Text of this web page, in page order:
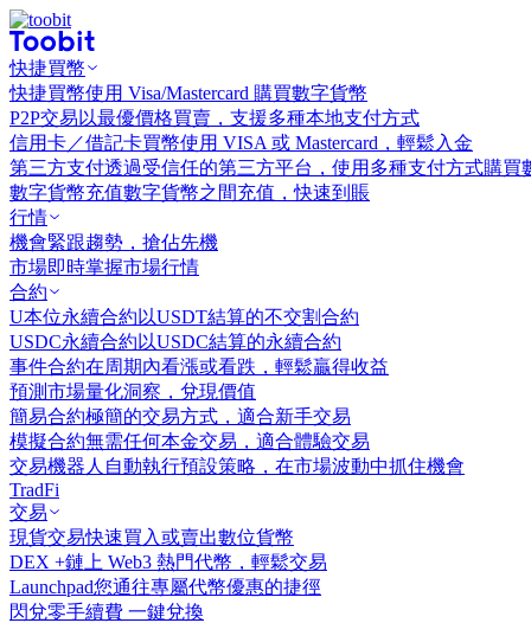
快捷買幣
快捷買幣使用 Visa/Mastercard 購買數字貨幣
P2P交易 以最優價格買賣，支援多種本地支付方式
信用卡／借記卡買幣使用 VISA 或 Mastercard，輕鬆入金
第三方支付透過受信任的第三方平台，使用多種支付方式購買
數字貨幣充值數字貨幣之間充值，快速到賬
行情
機會緊跟趨勢，搶佔先機
市場即時掌握市場行情
合約
U本位永續合約 以USDT結算的不交割合約
USDC永續合約 以USDC結算的永續合約
事件合約在周期內看漲或看跌，輕鬆贏得收益
預測市場量化洞察，兌現價值
簡易合約極簡的交易方式，適合新手交易
模擬合約無需任何本金交易，適合體驗交易
交易機器人 自動執行預設策略，在市場波動中抓住機會
TradFi
交易
現貨交易快速買入或賣出數位貨幣
DEX +鏈上 Web3 熱門代幣，輕鬆交易
Launchpad您通往專屬代幣優惠的捷徑
閃兌零手續費 一鍵兌換